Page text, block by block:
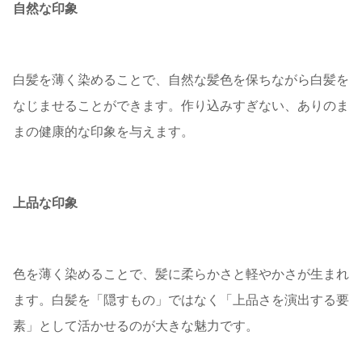
自然な印象
白髪を薄く染めることで、自然な髪色を保ちながら白髪を
なじませることができます。作り込みすぎない、ありのま
まの健康的な印象を与えます。
上品な印象
色を薄く染めることで、髪に柔らかさと軽やかさが生まれ
ます。白髪を「隠すもの」ではなく「上品さを演出する要
素」として活かせるのが大きな魅力です。